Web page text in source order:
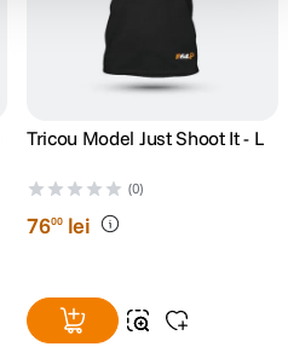
Tricou Model Just Shoot It - L
(0)
7600 lei